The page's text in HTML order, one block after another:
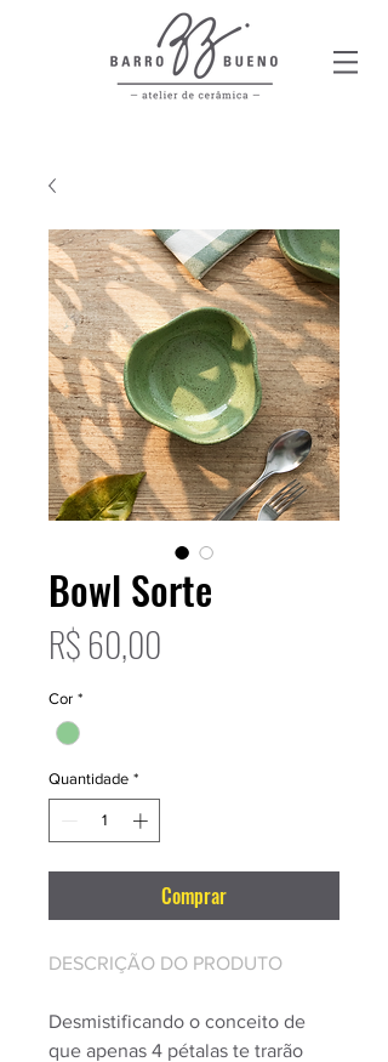
Bowl Sorte
R$ 60,00
Cor *
Quantidade *
Comprar
DESCRIÇÃO DO PRODUTO
Desmistificando o conceito de
que apenas 4 pétalas te trarão